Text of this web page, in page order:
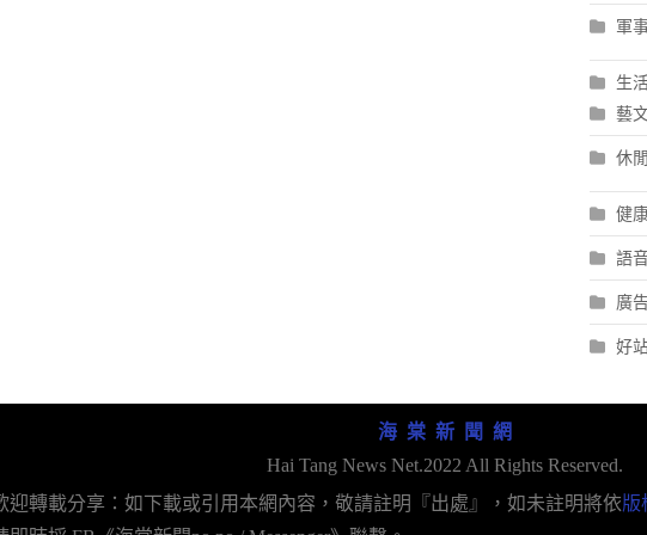
軍
生
藝
休
健
語
廣
好
海 棠 新 聞 網
Hai Tang News Net.2022 All Rights Reserved.
迎轉載分享：如下載或引用本網內容，敬請註明『出處』，如未註明將依版